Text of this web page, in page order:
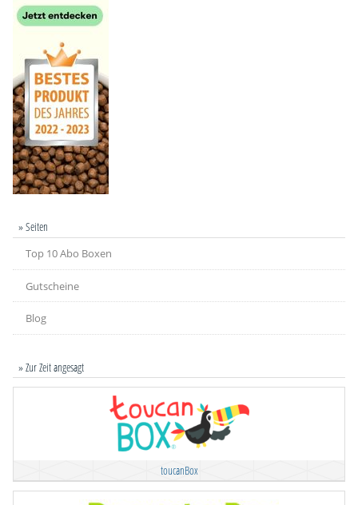
» Seiten
Top 10 Abo Boxen
Gutscheine
Blog
» Zur Zeit angesagt
toucanBox